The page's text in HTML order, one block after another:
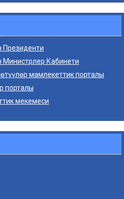
Президенти
Министрлер Кабинети
мамлекеттик порталы
порталы
мекемеси